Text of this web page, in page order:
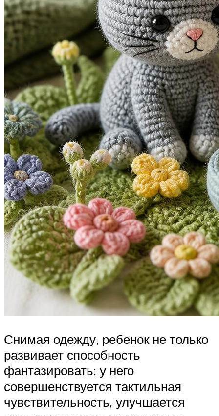
Снимая одежду, ребенок не только
развивает способность
фантазировать: у него
совершенствуется тактильная
чувствительность, улучшается